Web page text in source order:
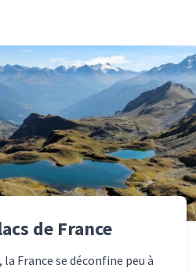
de France
France se déconfine peu à